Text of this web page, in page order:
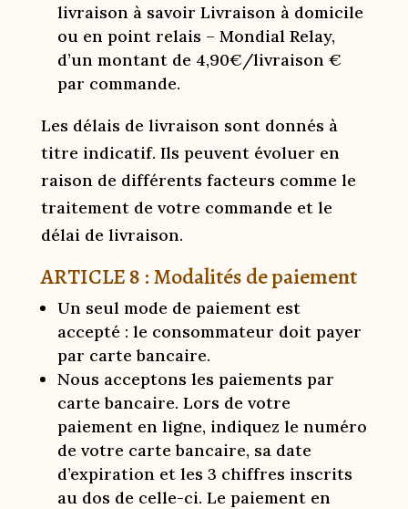
livraison à savoir Livraison à domicile
ou en point relais – Mondial Relay,
d’un montant de 4,90€/livraison €
par commande.
Les délais de livraison sont donnés à
titre indicatif. Ils peuvent évoluer en
raison de différents facteurs comme le
traitement de votre commande et le
délai de livraison.
ARTICLE 8 : Modalités de paiement
Un seul mode de paiement est
accepté : le consommateur doit payer
par carte bancaire.
Nous acceptons les paiements par
carte bancaire. Lors de votre
paiement en ligne, indiquez le numéro
de votre carte bancaire, sa date
d’expiration et les 3 chiffres inscrits
au dos de celle-ci. Le paiement en